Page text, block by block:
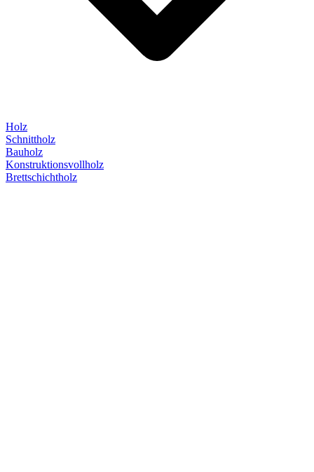
Holz
Schnittholz
Bauholz
Konstruktionsvollholz
Brettschichtholz